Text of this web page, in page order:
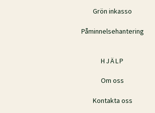
Grön inkasso
Påminnelsehantering
HJÄLP
Om oss
Kontakta oss